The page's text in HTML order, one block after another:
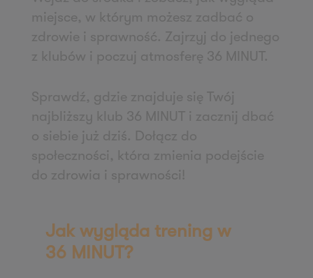
36 MINUT Stargard
os. Zachód A8
73-110 Stargard
Zapisz mnie
36 MINUT Starogard Gdański
ul. Danuty Siedzikówny 1
83-200 Starogard Gdański
62 - 420 Strzałkowo
miejsce, w którym możesz zadbać o
zdrowie i sprawność. Zajrzyj do jednego
z klubów i poczuj atmosferę 36 MINUT.
Sprawdź, gdzie znajduje się Twój
najbliższy klub 36 MINUT i zacznij dbać
o siebie już dziś. Dołącz do
społeczności, która zmienia podejście
do zdrowia i sprawności!
Jak wygląda trening w
36 MINUT?